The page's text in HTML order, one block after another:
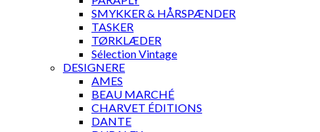
SMYKKER & HÅRSPÆNDER
TASKER
TØRKLÆDER
Sélection Vintage
DESIGNERE
AMES
BEAU MARCHÉ
CHARVET ÉDITIONS
DANTE